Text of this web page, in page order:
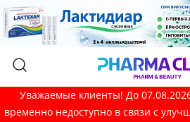
Уважаемые клиенты! До
временно недоступно в связи с